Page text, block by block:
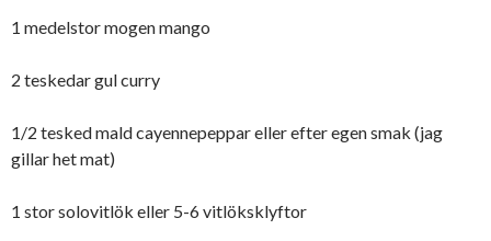
1 medelstor mogen mango
2 teskedar gul curry
1/2 tesked mald cayennepeppar eller efter egen smak (jag
gillar het mat)
1 stor solovitlök eller 5-6 vitlöksklyftor